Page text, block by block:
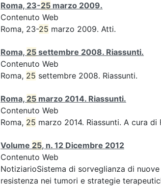
Roma, 23-25 marzo 2009.
Contenuto Web
Roma, 23-25 marzo 2009. Atti.
Roma, 25 settembre 2008. Riassunti.
Contenuto Web
Roma, 25 settembre 2008. Riassunti.
Roma, 25 marzo 2014. Riassunti.
Contenuto Web
Roma, 25 marzo 2014. Riassunti. A cura
Volume 25, n. 12 Dicembre 2012
Contenuto Web
NotiziarioSistema di sorveglianza di
resistenza nei tumori e strategie